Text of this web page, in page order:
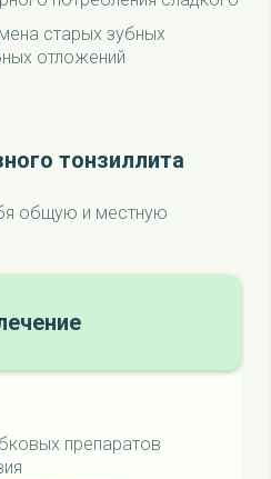
старых зубных
отложений
тонзиллита
общую и местную
препаратов